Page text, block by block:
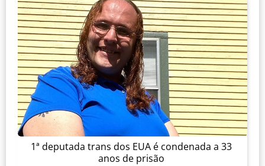
1ª deputada trans dos EUA é condenada a 33
anos de prisão